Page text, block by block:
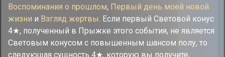
Воспоминания о прошлом, Первый день моей новой
жизни и Взгляд жертвы. Если первый Световой конус
4★, полученный в Прыжке этого события, не является
Световым конусом с повышенным шансом полу, то
следующая сущность 4★, которую вы получите,